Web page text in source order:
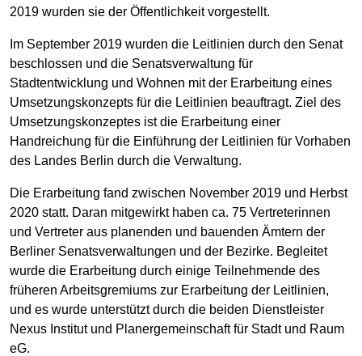
2019 wurden sie der Öffentlichkeit vorgestellt.
Im September 2019 wurden die Leitlinien durch den Senat
beschlossen und die Senatsverwaltung für
Stadtentwicklung und Wohnen mit der Erarbeitung eines
Umsetzungskonzepts für die Leitlinien beauftragt. Ziel des
Umsetzungskonzeptes ist die Erarbeitung einer
Handreichung für die Einführung der Leitlinien für Vorhaben
des Landes Berlin durch die Verwaltung.
Die Erarbeitung fand zwischen November 2019 und Herbst
2020 statt. Daran mitgewirkt haben ca. 75 Vertreterinnen
und Vertreter aus planenden und bauenden Ämtern der
Berliner Senatsverwaltungen und der Bezirke. Begleitet
wurde die Erarbeitung durch einige Teilnehmende des
früheren Arbeitsgremiums zur Erarbeitung der Leitlinien,
und es wurde unterstützt durch die beiden Dienstleister
Nexus Institut und Planergemeinschaft für Stadt und Raum
eG.